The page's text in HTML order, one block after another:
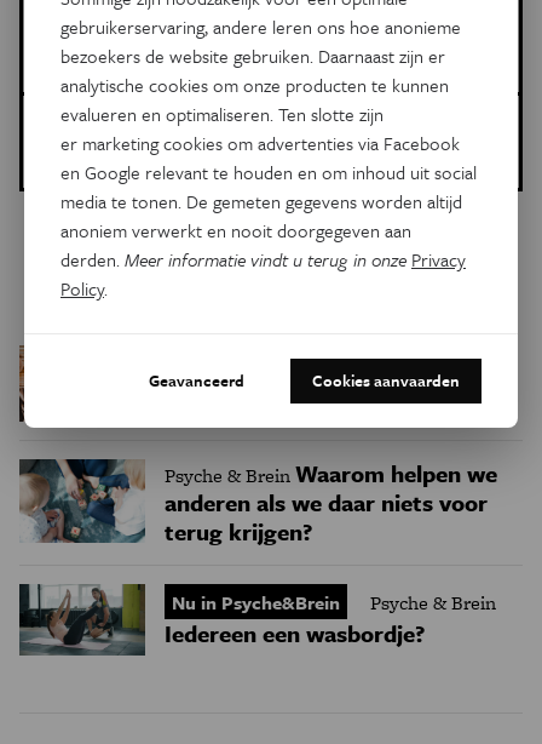
Meer over de volgende onderwerpen:
Psyche & Brein
Dit is een artikel van:
Eos Wetenschap
Missen vragenlijsten
depressie bij hoogbegaafden?
Psyche & BreinWaarom helpen we
anderen als we daar niets voor
terug krijgen?
Nu in Psyche&Brein Psyche & Brein
Iedereen een wasbordje?
gebruikerservaring, andere leren ons hoe anonieme
bezoekers de website gebruiken. Daarnaast zijn er
analytische cookies om onze producten te kunnen
evalueren en optimaliseren. Ten slotte zijn
er marketing cookies om advertenties via Facebook
en Google relevant te houden en om inhoud uit social
media te tonen. De gemeten gegevens worden altijd
anoniem verwerkt en nooit doorgegeven aan
derden.Meer informatie vindt u terug in onze Privacy
Policy.
Geavanceerd Cookies aanvaarden